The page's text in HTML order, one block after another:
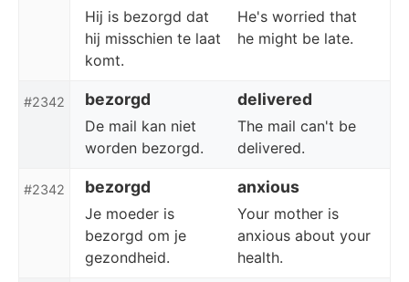
Hij is bezorgd dat
hij misschien te laat
komt.
He's worried that
he might be late.
#2342 bezorgd delivered
De mail kan niet
worden bezorgd.
The mail can't be
delivered.
#2342 bezorgd anxious
Je moeder is
bezorgd om je
gezondheid.
Your mother is
anxious about your
health.